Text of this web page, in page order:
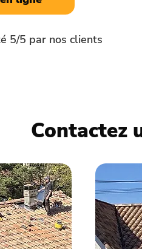
5/5 par nos clients
Contactez